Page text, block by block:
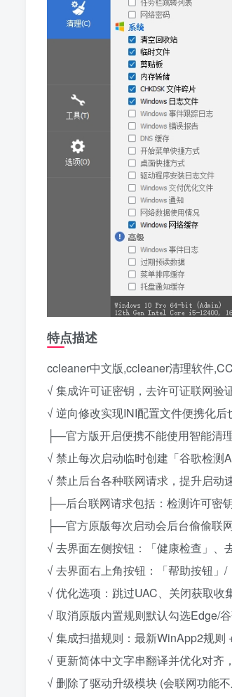
特点描述
ccleaner中文版,ccleaner清理软件
√ 集成许可证密钥，去许可证联网验
√ 逆向修改实现INI配置文件便携化
├—官方版开启便携不能使用智能清
√ 禁止每次启动临时创建「谷歌检测
√ 禁止后台各种联网请求，提升启动
├—后台联网请求包括：检测许可密
├—官方原版每次启动会后台偷偷联
√ 去界面左侧按钮：「健康检查」、
√ 去界面右上角按钮：「帮助按钮」/
√ 优化选项：跳过UAC、关闭获取
√ 取消原版内置规则默认勾选Edge/
√ 集成扫描规则：最新WinApp2规则
√ 更新简体中文字串翻译并优化对齐
√ 删除了驱动升级模块 (会联网功能